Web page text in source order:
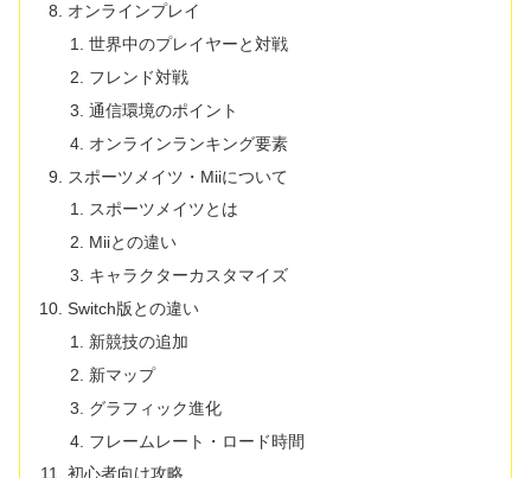
オンラインプレイ
世界中のプレイヤーと対戦
フレンド対戦
通信環境のポイント
オンラインランキング要素
スポーツメイツ・Miiについて
スポーツメイツとは
Miiとの違い
キャラクターカスタマイズ
Switch版との違い
新競技の追加
新マップ
グラフィック進化
フレームレート・ロード時間
初心者向け攻略